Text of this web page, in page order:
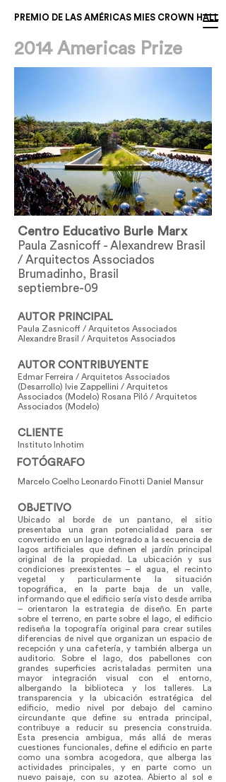
PREMIO DE LAS AMÉRICAS MIES CROWN HALL
2014 Americas Prize
Centro Educativo Burle Marx
Paula Zasnicoff - Alexandrew Brasil
/ Arquitectos Associados
Brumadinho, Brasil
septiembre-09
AUTOR PRINCIPAL
Paula Zasnicoff / Arquitetos Associados
Alexandre Brasil / Arquitetos Associados
AUTOR CONTRIBUYENTE
Edmar Ferreira / Arquitetos Associados
(Desarrollo) Ivie Zappellini / Arquitetos
Associados (Modelo) Rosana Piló / Arquitetos
Associados (Modelo)
CLIENTE
Instituto Inhotim
FOTÓGRAFO
Marcelo Coelho Leonardo Finotti Daniel Mansur
OBJETIVO
Ubicado al borde de un pantano, el sitio
presentaba una gran potencialidad para ser
convertido en un lago integrado a la secuencia de
lagos artificiales que definen el jardín principal
original de la propiedad. La ubicación y sus
condiciones preexistentes – el agua, el recinto
vegetal y particularmente la situación
topográfica, en la parte baja de un valle,
informando que el edificio sería visto desde arriba
– orientaron la estrategia de diseño. En parte
sobre el terreno, en parte sobre el lago, el edificio
rediseña la topografía original para crear sutiles
diferencias de nivel que organizan un espacio de
recepción y una cafetería, y también alberga un
auditorio. Sobre el lago, dos pabellones con
grandes superficies acristaladas permiten una
mayor integración visual con el entorno,
albergando la biblioteca y los talleres. La
transparencia y la ubicación estratégica del
edificio, medio nivel por debajo del camino
circundante que define su entrada principal,
contribuye a reducir su presencia construida.
Esta presencia ambigua, más allá de meras
cuestiones funcionales, define el edificio en parte
como una sombra acogedora, que alberga las
actividades principales, y en parte como un
nuevo paisaje, con su azotea. Abierto al sol e